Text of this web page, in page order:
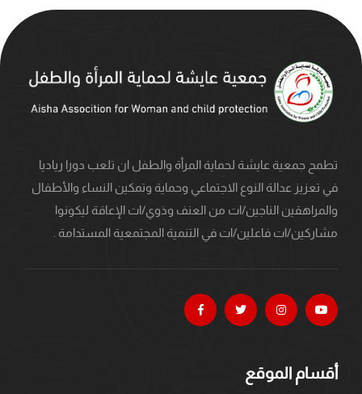
تطمح جمعية عايشة لحماية المرأة والطفل ان تلعب دورا رياديا
في تعزيز عدالة النوع الاجتماعي وحماية وتمكين النساء والأطفال
والمراهقين الناجين/ات من العنف وذوي/ات الإعاقة ليكونوا
مشاركين/ات فاعلين/ات في التنمية المجتمعية المستدامة .
أقسام الموقع